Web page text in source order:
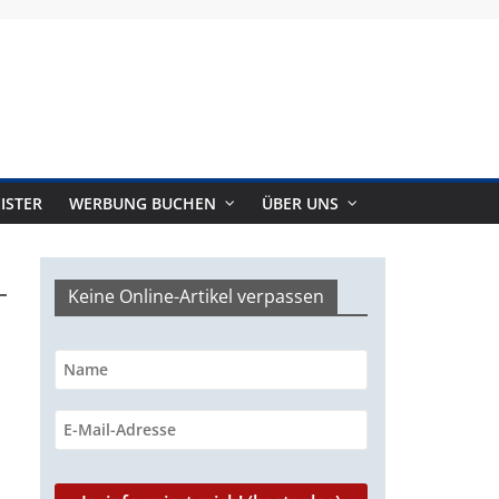
WERBUNG BUCHEN ÜBER UNS
Keine Online-Artikel verpassen